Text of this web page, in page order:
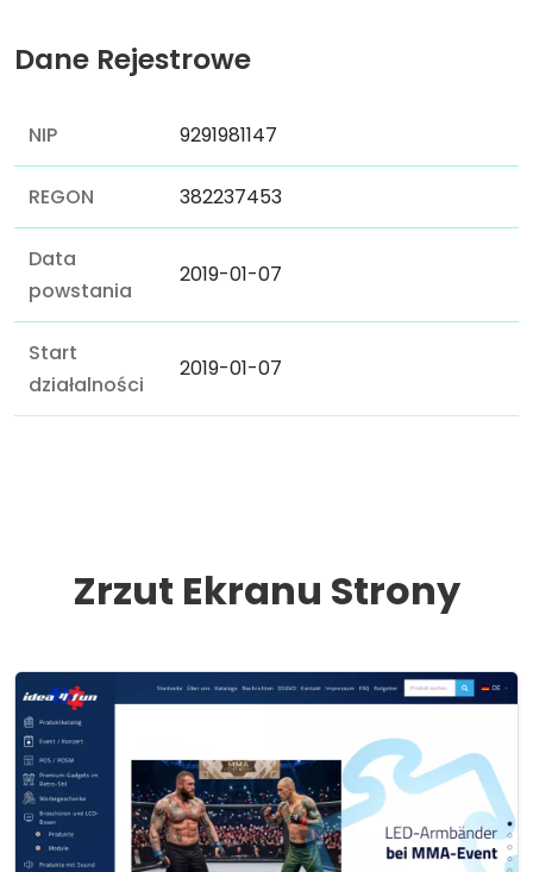
Dane Rejestrowe
NIP 9291981147
REGON 382237453
Data
powstania
2019-01-07
Start
działalności
2019-01-07
Zrzut Ekranu Strony